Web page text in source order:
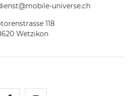
universe.ch
118
Wetzikon